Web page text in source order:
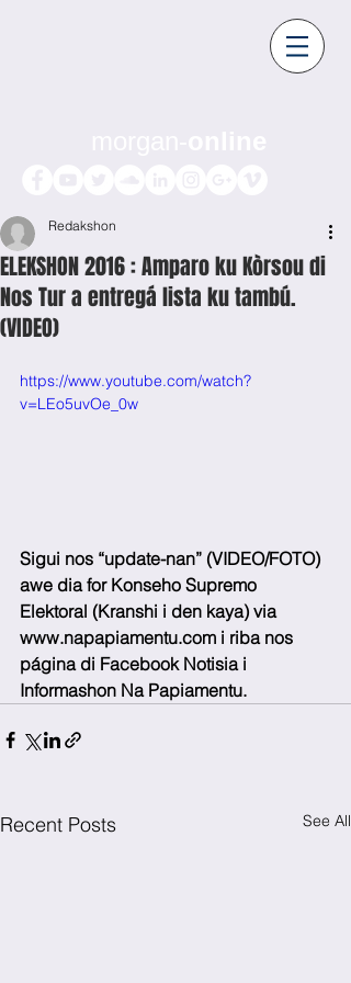
ELEKSHON 2016 : Amparo ku Kòrsou di
Nos Tur a entregá lista ku tambú.
(VIDEO)
Redakshon
https://www.youtube.com/watch?
v=LEo5uvOe_0w
Sigui nos “update-nan” (VIDEO/FOTO)
awe dia for Konseho Supremo
Elektoral (Kranshi i den kaya) via
www.napapiamentu.com i riba nos
página di Facebook Notisia i
Informashon Na Papiamentu.
Recent Posts See All